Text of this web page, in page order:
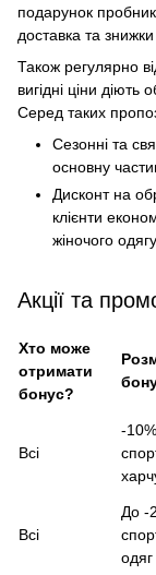
подарунок
доставка та
Також регулярно
вигідні ціни
Серед таких
Сезонні та
основну
Дисконт на
клієнти
жіночого
Акції та
Хто може
отримати
бонус?
Всі
-
Всі
До -
одяг